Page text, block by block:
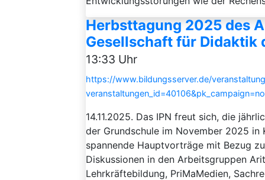
Herbsttagung 2025 des
Gesellschaft für Didaktik
13:33 Uhr
https://www.bildungsserver.de/
14.11.2025. Das IPN freut sich, die
der Grundschule im November 2025
spannende Hauptvorträge mit Bezug
Diskussionen in den Arbeitsgruppen
Lehrkräftebildung, PriMaMedien,